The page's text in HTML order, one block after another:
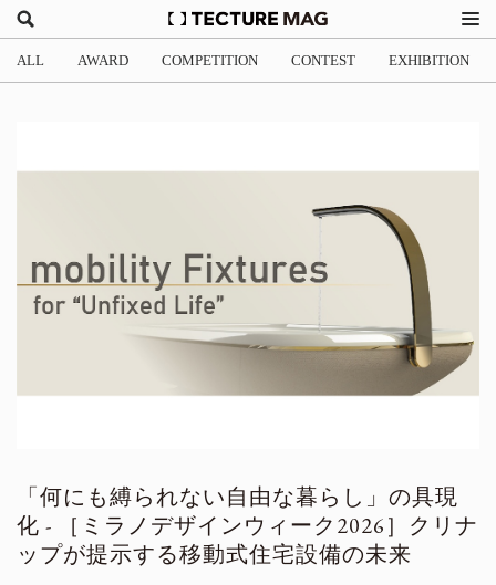
ALL AWARD COMPETITION CONTEST EXHIBITION
「何にも縛られない自由な暮らし」の具現
化 - ［ミラノデザインウィーク2026］クリナ
ップが提示する移動式住宅設備の未来